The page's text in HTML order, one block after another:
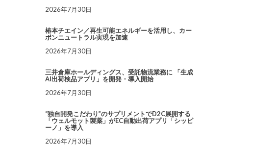
2026年7月30日
椿本チエイン／再生可能エネルギーを活用し、カー
ボンニュートラル実現を加速
2026年7月30日
三井倉庫ホールディングス、受託物流業務に 「生成
AI出荷検品アプリ」を開発・導入開始
2026年7月30日
“独自開発こだわり”のサプリメントでD2C展開する
「ウェルモット製薬」がEC自動出荷アプリ「シッピ
ーノ」を導入
2026年7月30日